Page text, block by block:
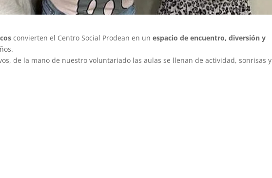
convierten el Centro Social Prodean en unespacio de encuentro, diversión y
de la mano de nuestro voluntariado las aulas se llenan de actividad, sonrisas y